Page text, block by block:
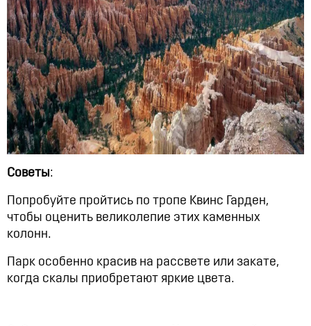
Советы:
Попробуйте пройтись по тропе Квинс Гарден,
чтобы оценить великолепие этих каменных
колонн.
Парк особенно красив на рассвете или закате,
когда скалы приобретают яркие цвета.